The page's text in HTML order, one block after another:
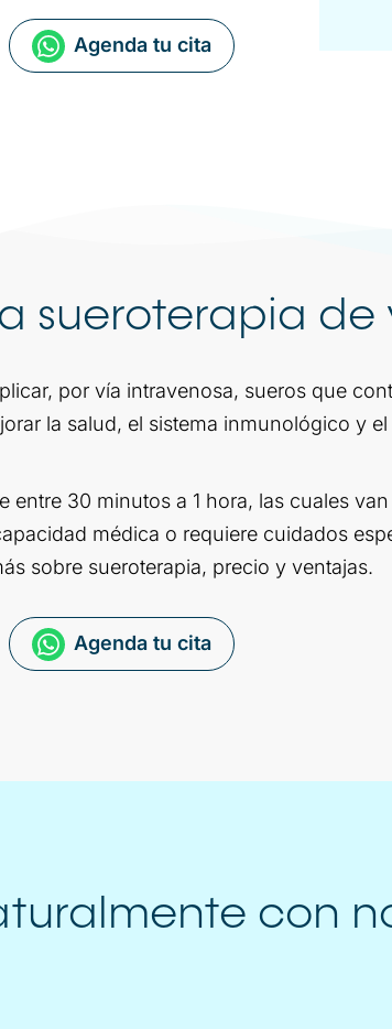
Agenda tu cita
sueroterapia de
por vía intravenosa, sueros que
la salud, el sistema inmunológico y
30 minutos a 1 hora, las cuales
médica o requiere cuidados
sobre sueroterapia, precio y ventajas.
Agenda tu cita
con